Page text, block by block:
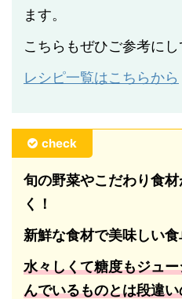
ます。
こちらもぜひご参考にし
レシピ一覧はこちらから
check
旬の野菜やこだわり食
く！
新鮮な食材で美味しい食
水々しくて糖度もジュ
んでいるものとは段違